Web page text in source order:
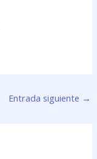
Entrada siguiente →